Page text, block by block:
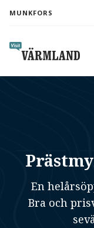
content
MUNKFORS
En
Bra och